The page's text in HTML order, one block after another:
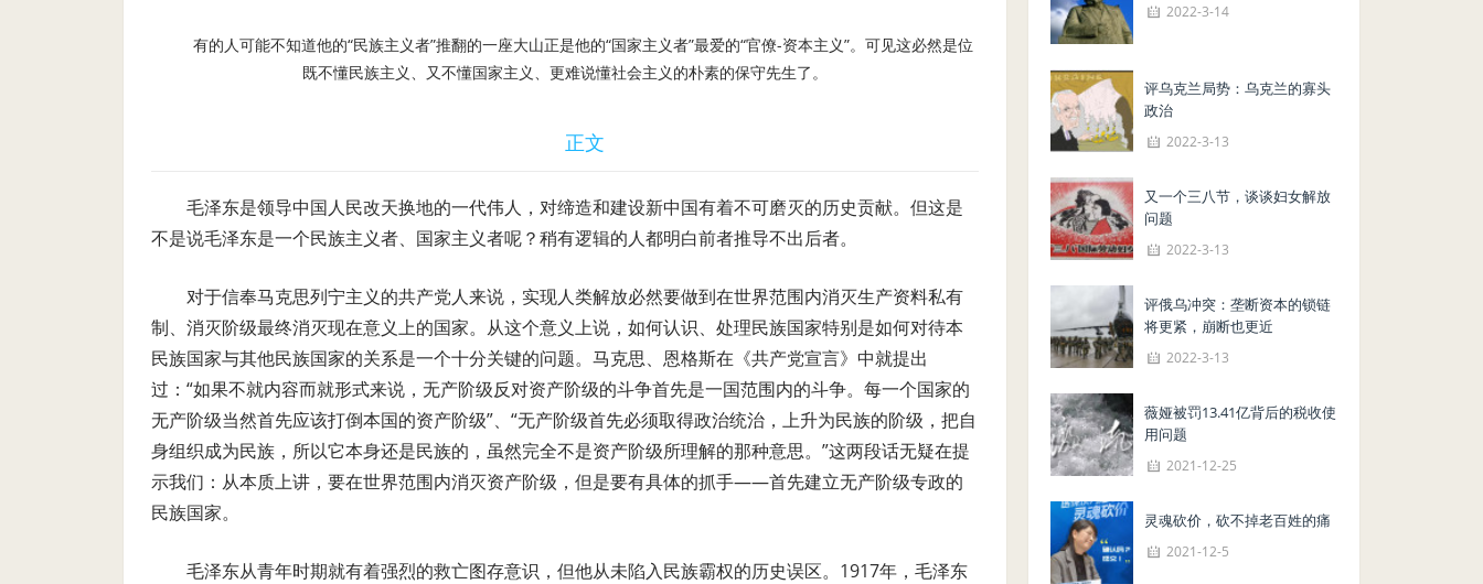
有的人可能不知道他的“民族主义者”推翻的一座大山正是他的“国家主义者”最爱的“官僚-资本主义”。可见这必然是位
既不懂民族主义、又不懂国家主义、更难说懂社会主义的朴素的保守先生了。
正文
毛泽东是领导中国人民改天换地的一代伟人，对缔造和建设新中国有着不可磨灭的历史贡献。但这是
不是说毛泽东是一个民族主义者、国家主义者呢？稍有逻辑的人都明白前者推导不出后者。
对于信奉马克思列宁主义的共产党人来说，实现人类解放必然要做到在世界范围内消灭生产资料私有
制、消灭阶级最终消灭现在意义上的国家。从这个意义上说，如何认识、处理民族国家特别是如何对待本
民族国家与其他民族国家的关系是一个十分关键的问题。马克思、恩格斯在《共产党宣言》中就提出
过：“如果不就内容而就形式来说，无产阶级反对资产阶级的斗争首先是一国范围内的斗争。每一个国家的
无产阶级当然首先应该打倒本国的资产阶级”、“无产阶级首先必须取得政治统治，上升为民族的阶级，把自
身组织成为民族，所以它本身还是民族的，虽然完全不是资产阶级所理解的那种意思。”这两段话无疑在提
示我们：从本质上讲，要在世界范围内消灭资产阶级，但是要有具体的抓手——首先建立无产阶级专政的
民族国家。
毛泽东从青年时期就有着强烈的救亡图存意识，但他从未陷入民族霸权的历史误区。1917年，毛泽东
2022-3-14
评乌克兰局势：乌克兰的寡头
政治
2022-3-13
又一个三八节，谈谈妇女解放
问题
2022-3-13
评俄乌冲突：垄断资本的锁链
将更紧，崩断也更近
2022-3-13
薇娅被罚13.41亿背后的税收使
用问题
2021-12-25
灵魂砍价，砍不掉老百姓的痛
2021-12-5